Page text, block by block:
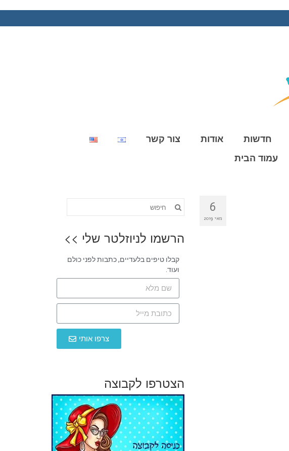
חדשות אודות
צור קשר
עמוד הבית
6
מאי 2019
הרשמו לניוזלטר שלי >>
קבלו טיפים בלעדיים, כתבות לפני כולם
ועוד.
צרפו אותי
הצטרפו לקבוצה